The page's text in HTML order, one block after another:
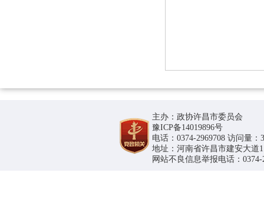
主办：政协许昌市委员会
豫ICP备14019896号
电话：0374-2969708 访问量：
地址：河南省许昌市建安大道
网站不良信息举报电话：